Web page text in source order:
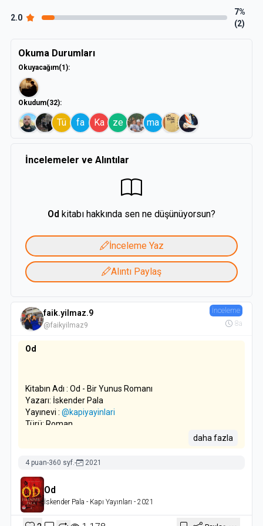
2.0
7%
(2)
Okuma Durumları
Okuyacağım(1):
Okudum(32):
Tü fa Ka ze ma
İncelemeler ve Alıntılar
Od kitabı hakkında sen ne düşünüyorsun?
İnceleme Yaz
Alıntı Paylaş
faik.yilmaz.9
@faikyilmaz9
İnceleme
8a
Od
Kitabın Adı : Od - Bir Yunus Romanı
Yazarı: İskender Pala
Yayınevi : @kapiyayinlari
Türü: Roman
Cennet cennet dedikleri
Bir kaç köşkle bir kaç huri
İsteyene ver onları
daha fazla
4 puan-360 syf.- 2021
Od
İskender Pala - Kapı Yayınları - 2021